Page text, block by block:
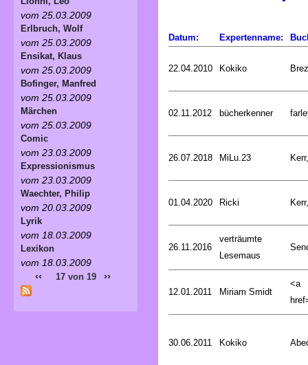
Datum: Expertenname:
22.04.2010 Kokiko
02.11.2012 bücherkenner
26.07.2018 MiLu.23
01.04.2020 Ricki
26.11.2016
verträumte
Lesemaus
12.01.2011 Miriam Smidt
<a
30.06.2011 Kokiko
vom 25.03.2009
Erlbruch, Wolf
vom 25.03.2009
Ensikat, Klaus
vom 25.03.2009
Bofinger, Manfred
vom 25.03.2009
Märchen
vom 25.03.2009
Comic
vom 23.03.2009
Expressionismus
vom 23.03.2009
Waechter, Philip
vom 20.03.2009
Lyrik
vom 18.03.2009
Lexikon
vom 18.03.2009
‹‹ 17 von 19 ››